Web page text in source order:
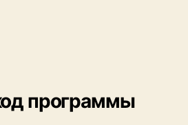
программы